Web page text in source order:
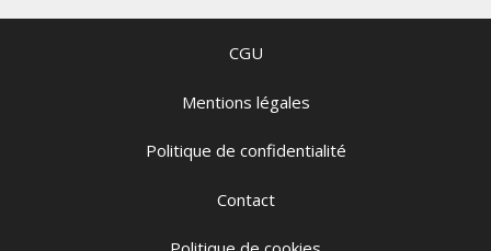
CGU
Mentions légales
Politique de confidentialité
Contact